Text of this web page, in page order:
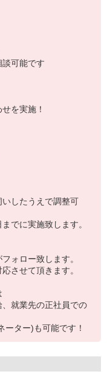
可能です
を実施！
したうえで調整可
でに実施致します。
ォロー致します。
させて頂きます。
就業先の正社員での
ーター)も可能です！